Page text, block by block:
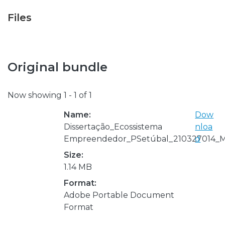
Files
Original bundle
Now showing 1 - 1 of 1
Name:
Dissertação_Ecossistema
Size:
1.14 MB
Format:
Adobe Portable Document
Format
Dow
nloa
d